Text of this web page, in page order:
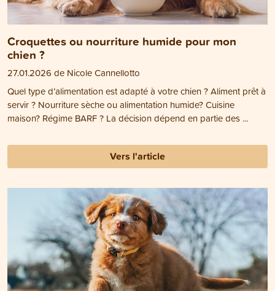
Croquettes ou nourriture humide pour mon
chien ?
27.01.2026 de Nicole Cannellotto
Quel type d’alimentation est adapté à votre chien ? Aliment prêt à
servir ? Nourriture sèche ou alimentation humide? Cuisine
maison? Régime BARF ? La décision dépend en partie des ...
Vers l'article